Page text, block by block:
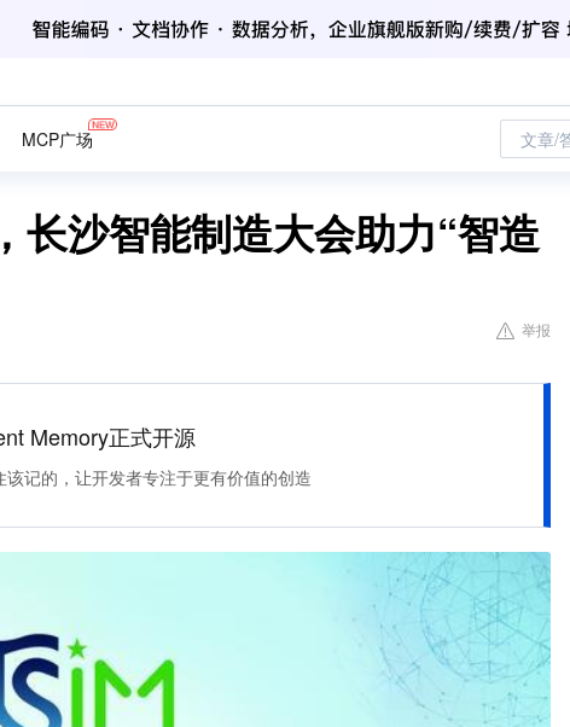
MCP广场 文章/
长沙智能制造大会助力“智造
举报
Memory正式开源
该记的，让开发者专注于更有价值的创造